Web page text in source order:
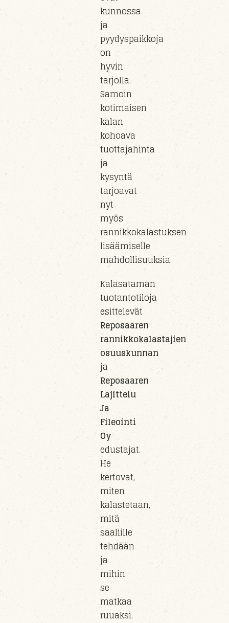
kunnossa
ja
pyydyspaikkoja
on
hyvin
tarjolla.
Samoin
kotimaisen
kalan
kohoava
tuottajahinta
ja
kysyntä
tarjoavat
nyt
myös
rannikkokalastuksen
lisäämiselle
mahdollisuuksia.
Kalasataman
tuotantotiloja
esittelevät
Reposaaren
rannikkokalastajien
osuuskunnan
ja
Reposaaren
Lajittelu
Ja
Fileointi
Oy
edustajat.
He
kertovat,
miten
kalastetaan,
mitä
saaliille
tehdään
ja
mihin
se
matkaa
ruuaksi.